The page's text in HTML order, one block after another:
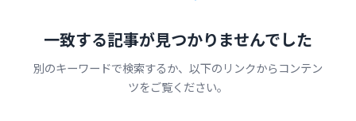
一致する記事が見つかりませんでした
別のキーワードで検索するか、以下のリンクからコンテン
ツをご覧ください。